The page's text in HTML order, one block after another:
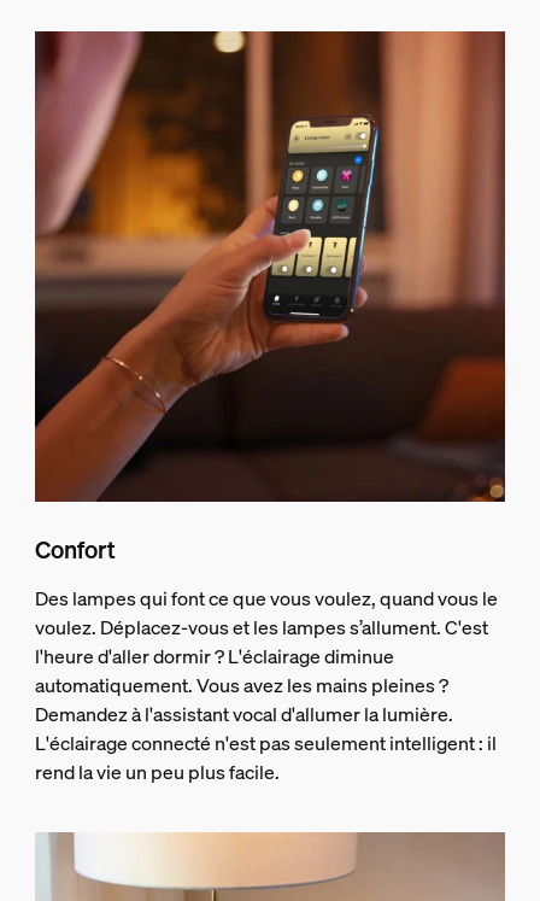
Confort
Des lampes qui font ce que vous voulez, quand vous le
voulez. Déplacez-vous et les lampes s’allument. C'est
l'heure d'aller dormir ? L'éclairage diminue
automatiquement. Vous avez les mains pleines ?
Demandez à l'assistant vocal d'allumer la lumière.
L'éclairage connecté n'est pas seulement intelligent : il
rend la vie un peu plus facile.